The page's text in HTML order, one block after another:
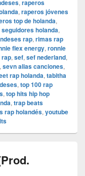
, raperos
, raperos jóvenes
top de holanda,
holanda,
rap, rimas rap
flex energy, ronnie
rap, sef, sef nederland,
, sevn alias canciones,
rap holanda, tabitha
, top 100 rap
, top hits hip hop
, trap beats
rap holandés, youtube